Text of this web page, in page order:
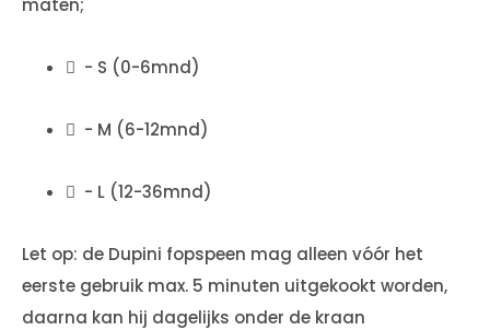
maten;
 - S (0-6mnd)
 - M (6-12mnd)
 - L (12-36mnd)
Let op: de Dupini fopspeen mag alleen vóór het
eerste gebruik max. 5 minuten uitgekookt worden,
daarna kan hij dagelijks onder de kraan